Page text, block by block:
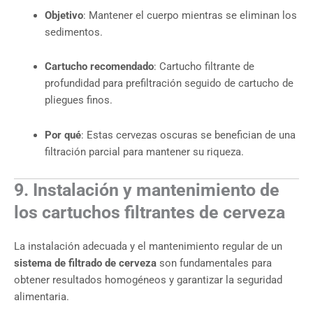
Objetivo: Mantener el cuerpo mientras se eliminan los
sedimentos.
Cartucho recomendado: Cartucho filtrante de
profundidad para prefiltración seguido de cartucho de
pliegues finos.
Por qué: Estas cervezas oscuras se benefician de una
filtración parcial para mantener su riqueza.
9. Instalación y mantenimiento de
los cartuchos filtrantes de cerveza
La instalación adecuada y el mantenimiento regular de un
sistema de filtrado de cerveza son fundamentales para
obtener resultados homogéneos y garantizar la seguridad
alimentaria.